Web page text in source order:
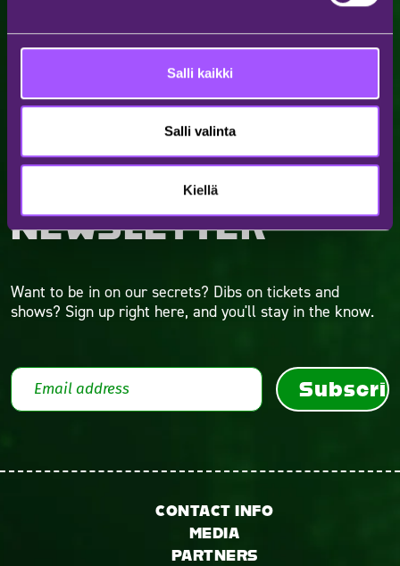
Salli kaikki
Salli valinta
Kiellä
SUBSCRIBE TO OUR
NEWSLETTER
Want to be in on our secrets? Dibs on tickets and
shows? Sign up right here, and you'll stay in the know.
CONTACT INFO
MEDIA
PARTNERS